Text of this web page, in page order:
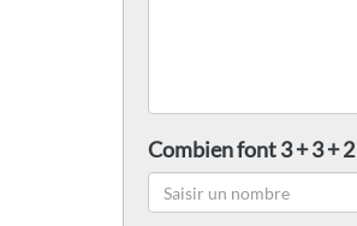
Combien font 3 + 3 + 2